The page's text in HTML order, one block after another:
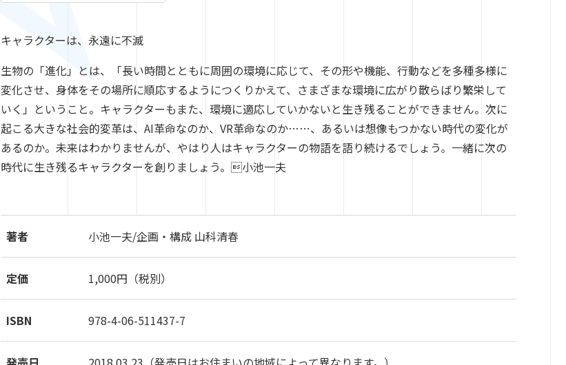
キャラクターは、永遠に不滅
生物の「進化」とは、「長い時間とともに周囲の環境に応じて、その形や機能、行動などを多種多様に
変化させ、身体をその場所に順応するようにつくりかえて、さまざまな環境に広がり散らばり繁栄して
いく」ということ。キャラクターもまた、環境に適応していかないと生き残ることができません。次に
起こる大きな社会的変革は、AI革命なのか、VR革命なのか……、あるいは想像もつかない時代の変化が
あるのか。未来はわかりませんが、やはり人はキャラクターの物語を語り続けるでしょう。一緒に次の
時代に生き残るキャラクターを創りましょう。小池一夫
著者 小池一夫/企画・構成 山科清春
定価 1,000円（税別）
ISBN 978-4-06-511437-7